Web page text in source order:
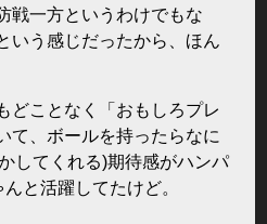
戦一方というわけでもな
いう感じだったから、ほん
どことなく「おもしろプレ
て、ボールを持ったらなに
してくれる)期待感がハンパ
と活躍してたけど。